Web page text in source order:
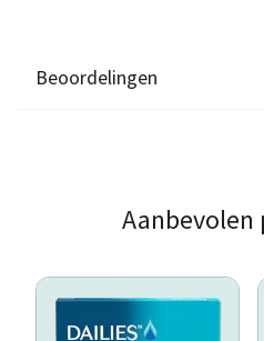
Beoordelingen
Aanbevolen